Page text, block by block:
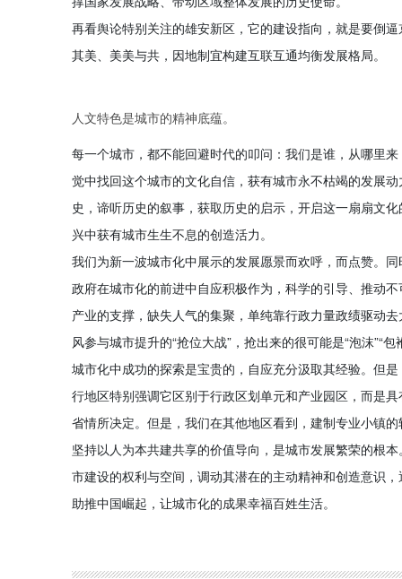
再看舆论特别关注的雄安新区，它的建设指向，就是要倒
其美、美美与共，因地制宜构建互联互通均衡发展格局。
人文特色是城市的精神底蕴。
每一个城市，都不能回避时代的叩问：我们是谁，从哪里
觉中找回这个城市的文化自信，获有城市永不枯竭的发展
史，谛听历史的叙事，获取历史的启示，开启这一扇扇文
兴中获有城市生生不息的创造活力。
我们为新一波城市化中展示的发展愿景而欢呼，而点赞。
政府在城市化的前进中自应积极作为，科学的引导、推动
产业的支撑，缺失人气的集聚，单纯靠行政力量政绩驱动
风参与城市提升的“抢位大战”，抢出来的很可能是“泡沫”“包
城市化中成功的探索是宝贵的，自应充分汲取其经验。但
行地区特别强调它区别于行政区划单元和产业园区，而是
省情所决定。但是，我们在其他地区看到，建制专业小镇
坚持以人为本共建共享的价值导向，是城市发展繁荣的根
市建设的权利与空间，调动其潜在的主动精神和创造意识
助推中国崛起，让城市化的成果幸福百姓生活。